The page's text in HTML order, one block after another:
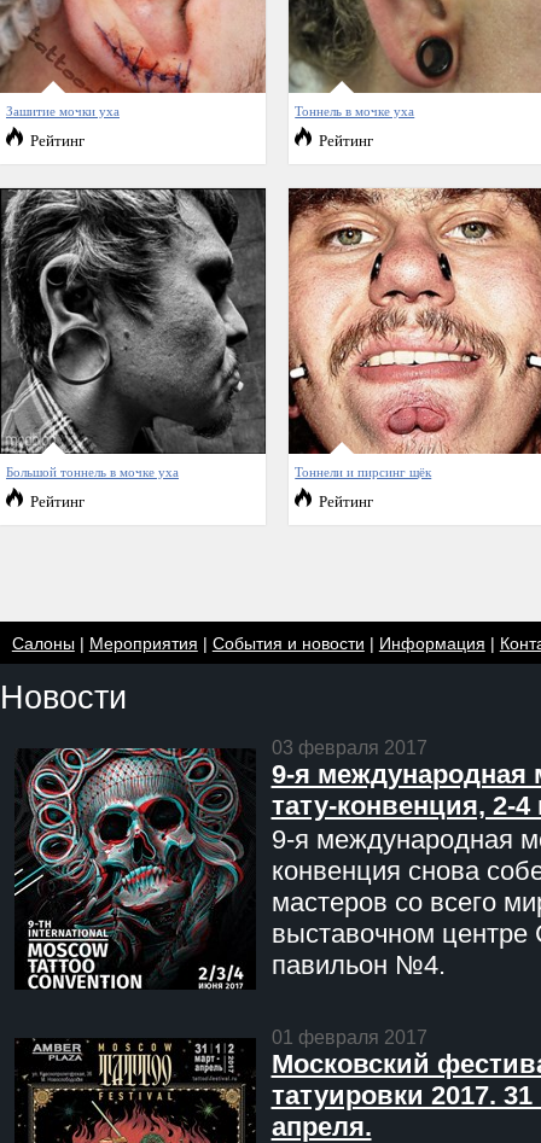
Зашитие мочки уха
Рейтинг
Тоннель в мочке уха
Рейтинг
Большой тоннель в мочке уха
Рейтинг
Тоннели и пирсинг щёк
Рейтинг
Салоны| Мероприятия | События и новости | Информация |
Новости
03 февраля 2017
9-я международная
тату-конвенция, 2-
9-я международная
конвенция снова
мастеров со всего
выставочном центре
павильон №4.
01 февраля 2017
Московский
татуировки 2017. 31
апреля.